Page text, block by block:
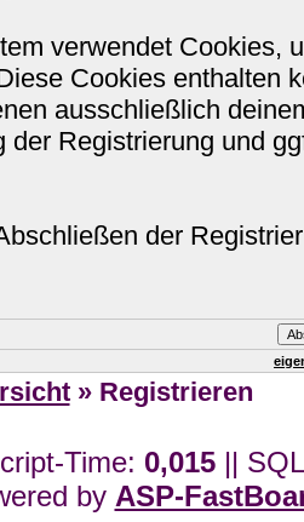
verwendet Cookies,
Cookies enthalten
ausschließlich
der Registrierung und
der
» Registrieren
Time: 0,015||
by ASP-